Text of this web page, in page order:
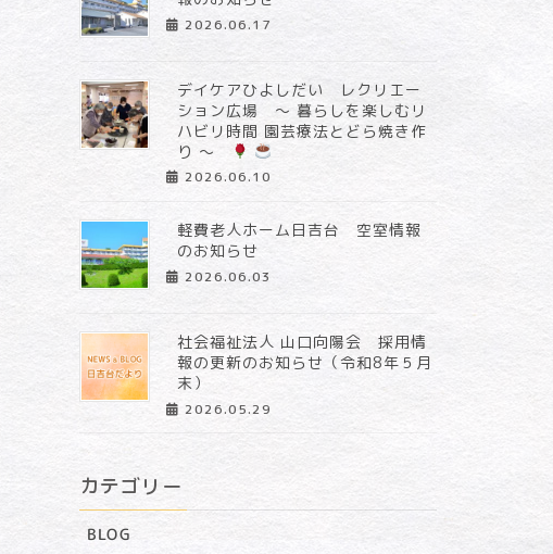
2026.06.17
デイケアひよしだい レクリエー
ション広場 ～ 暮らしを楽しむリ
ハビリ時間 園芸療法とどら焼き作
り ～
2026.06.10
軽費老人ホーム日吉台 空室情報
のお知らせ
2026.06.03
社会福祉法人 山口向陽会 採用情
報の更新のお知らせ（令和8年５月
末）
2026.05.29
カテゴリー
BLOG